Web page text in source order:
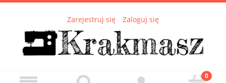
Zarejestruj się Zaloguj się